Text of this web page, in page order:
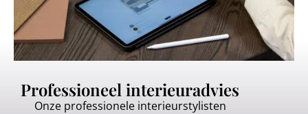
Professioneel interieuradvies
Onze professionele interieurstylisten